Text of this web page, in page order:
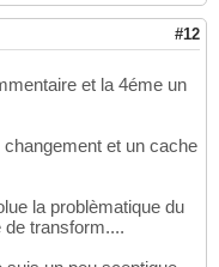
#12
et la 4éme un
et un cache
la problèmatique du
de transform....